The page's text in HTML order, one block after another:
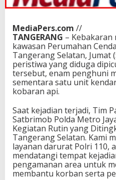
MediaPers.com //
TANGERANG – Kebakaran
kawasan Perumahan
Tangerang Selatan, Jumat
peristiwa yang diduga
tersebut, enam penghuni
sementara satu unit
kobaran api.
Saat kejadian terjadi, Tim
Satbrimob Polda Metro
Kegiatan Rutin yang
Tangerang Selatan. Kami
layanan darurat Polri 110,
mendatangi tempat
pengamanan area untuk
membantu korban serta